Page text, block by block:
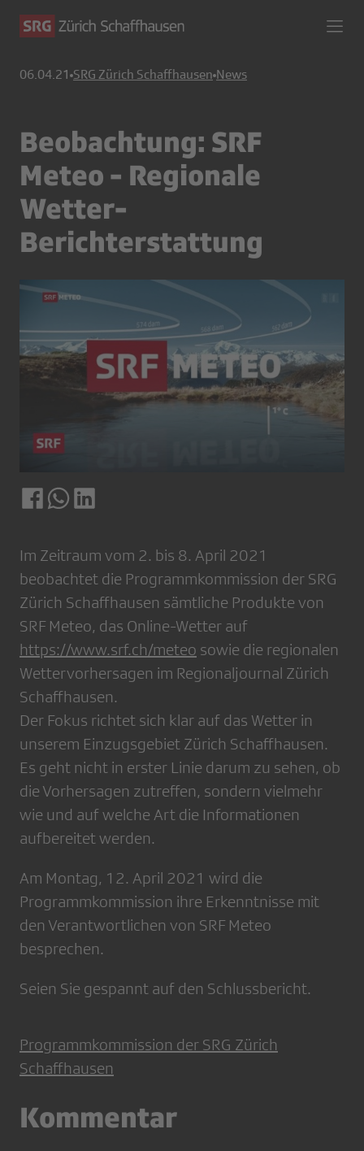
06.04.21 SRG Zürich Schaffhausen News
Beobachtung: SRF
Meteo - Regionale
Wetter-
Berichterstattung
Im Zeitraum vom 2. bis 8. April 2021
beobachtet die Programmkommission der SRG
Zürich Schaffhausen sämtliche Produkte von
SRF Meteo, das Online-Wetter auf
https://www.srf.ch/meteo sowie die regionalen
Wettervorhersagen im Regionaljournal Zürich
Schaffhausen.
Der Fokus richtet sich klar auf das Wetter in
unserem Einzugsgebiet Zürich Schaffhausen.
Es geht nicht in erster Linie darum zu sehen, ob
die Vorhersagen zutreffen, sondern vielmehr
wie und auf welche Art die Informationen
aufbereitet werden.
Am Montag, 12. April 2021 wird die
Programmkommission ihre Erkenntnisse mit
den Verantwortlichen von SRF Meteo
besprechen.
Seien Sie gespannt auf den Schlussbericht.
Programmkommission der SRG Zürich
Schaffhausen
Kommentar